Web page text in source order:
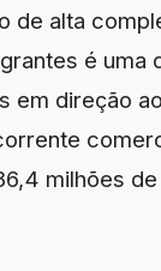
de alta
é uma
em direção
milhões